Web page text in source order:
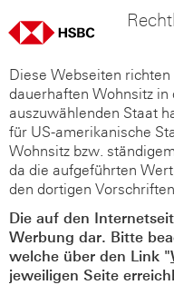
Diese Webseiten
dauerhaften Wohnsitz
auszuwählenden Staat
für US-amerikanische
Wohnsitz bzw.
da die aufgeführten
den dortigen
Die auf den
Werbung dar. Bitte
welche über den Link "
jeweiligen Seite